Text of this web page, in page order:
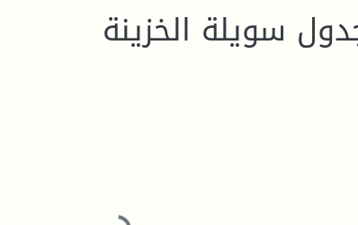
سويلة الخزينة